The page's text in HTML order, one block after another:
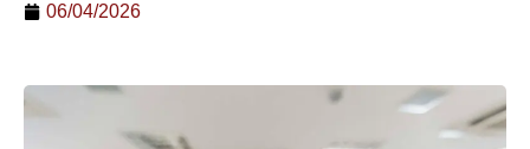
06/04/2026